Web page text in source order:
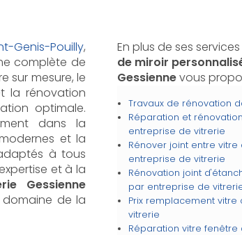
Pouilly,
complète de
sur mesure, le
la rénovation
optimale.
dans la
et la
à tous
et à la
Gessienne
de la
En plus de ses services
de miroir
Gessiennevous
Travaux de rénovation
Réparation et
entreprise de vitrerie
Rénover joint entre
entreprise de vitrerie
Rénovation joint
par entreprise de
Prix remplacement
vitrerie
Réparation vitre